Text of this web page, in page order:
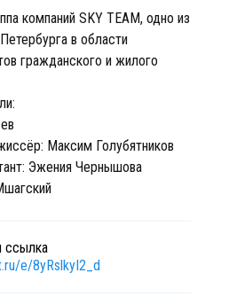
компаний SKY TEAM, одно из
в области
гражданского и жилого
Максим Голубятников
Эжения Чернышова
ссылка
e/8yRslkyI2_d